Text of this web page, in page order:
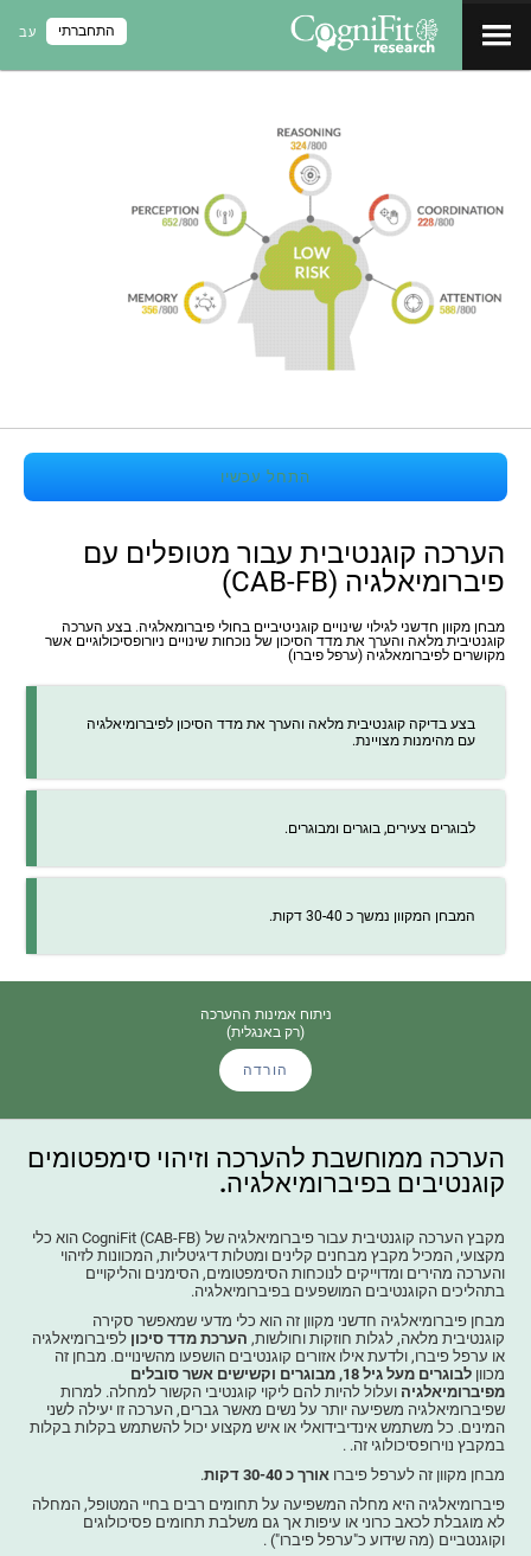
עב התחברתי
התחל עכשיו
הערכה קוגנטיבית עבור מטופלים עם
פיברומיאלגיה (CAB-FB)
מבחן מקוון חדשני לגילוי שינויים קוגניטיביים בחולי פיברומאלגיה. בצע הערכה
קוגנטיבית מלאה והערך את מדד הסיכון של נוכחות שינויים ניורופסיכולוגיים אשר
מקושרים לפיברומאלגיה (ערפל פיברו)
בצע בדיקה קוגנטיבית מלאה והערך את מדד הסיכון לפיברומיאלגיה
עם מהימנות מצויינת.
לבוגרים צעירים, בוגרים ומבוגרים.
המבחן המקוון נמשך כ 30-40 דקות.
ניתוח אמינות ההערכה
(רק באנגלית)
הורדה
הערכה ממוחשבת להערכה וזיהוי סימפטומים
קוגנטיבים בפיברומיאלגיה.
מקבץ הערכה קוגנטיבית עבור פיברומיאלגיה של CogniFit (CAB-FB) הוא כלי
מקצועי, המכיל מקבץ מבחנים קלינים ומטלות דיגיטליות, המכוונות לזיהוי
והערכה מהירים ומדוייקים לנוכחות הסימפטומים, הסימנים והליקויים
בתהליכים הקוגנטיבים המושפעים בפיברומיאלגיה.
מבחן פיברומיאלגיה חדשני מקוון זה הוא כלי מדעי שמאפשר סקירה
קוגנטיבית מלאה, לגלות חוזקות וחולשות, הערכת מדד סיכון לפיברומיאלגיה
או ערפל פיברו, ולדעת אילו אזורים קוגנטיבים הושפעו מהשינויים. מבחן זה
מכוון
לבוגרים מעל גיל 18, מבוגרים וקשישים אשר סובלים
מפיברומיאלגיה ועלול להיות להם ליקוי קוגנטיבי הקשור למחלה. למרות
שפיברומיאלגיה משפיעה יותר על נשים מאשר גברים, הערכה זו יעילה לשני
המינים. כל משתמש אינדיבידואלי או איש מקצוע יכול להשתמש בקלות בקלות
במקבץ נוירופסיכולוגי זה. .
מבחן מקוון זה לערפל פיברו אורך כ 30-40 דקות
.
פיברומיאלגיה היא מחלה המשפיעה על תחומים רבים בחיי המטופל, המחלה
לא מוגבלת לכאב כרוני או עיפות אך גם משלבת תחומים פסיכולוגים
וקוגנטביים (מה שידוע כ"ערפל פיברו") .